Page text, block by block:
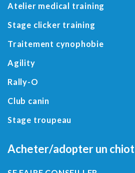
Atelier medical training
Stage clicker training
Traitement cynophobie
Agility
Rally-O
Club canin
Stage troupeau
Acheter/adopter un chiot